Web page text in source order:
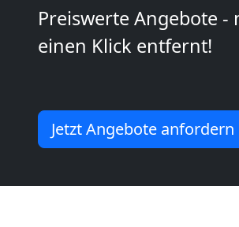
Preiswerte Angebote -
einen Klick entfernt!
Jetzt Angebote anfordern
Mann
LKW
Leonding